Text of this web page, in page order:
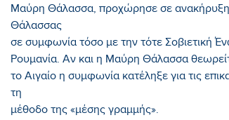
Μαύρη Θάλασσα, προχώρησε σε
Θάλασσας
σε συμφωνία τόσο με την τότε Σοβιετική
Ρουμανία. Αν και η Μαύρη Θάλασσα
το Αιγαίο η συμφωνία κατέληξε για τις
τη
μέθοδο της «μέσης γραμμής».